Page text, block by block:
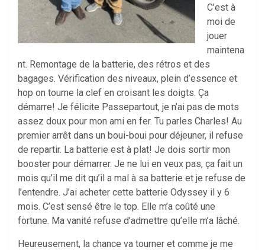
C’est à
moi de
jouer
maintena
nt. Remontage de la batterie, des rétros et des
bagages. Vérification des niveaux, plein d’essence et
hop on tourne la clef en croisant les doigts. Ça
démarre! Je félicite Passepartout, je n’ai pas de mots
assez doux pour mon ami en fer. Tu parles Charles! Au
premier arrêt dans un boui-boui pour déjeuner, il refuse
de repartir. La batterie est à plat! Je dois sortir mon
booster pour démarrer. Je ne lui en veux pas, ça fait un
mois qu’il me dit qu’il a mal à sa batterie et je refuse de
l’entendre. J’ai acheter cette batterie Odyssey il y 6
mois. C’est sensé être le top. Elle m’a coûté une
fortune. Ma vanité refuse d’admettre qu’elle m’a lâché.
Heureusement, la chance va tourner et comme je me